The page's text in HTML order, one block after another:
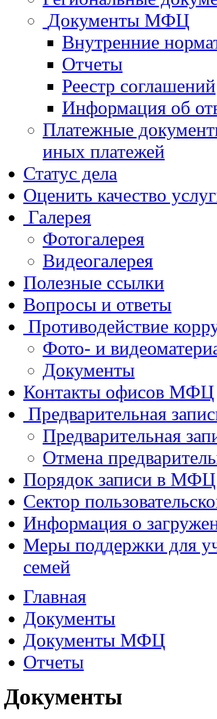
Документы МФЦ
Внутренние
Отчеты
Реестр соглашений
Информация об
Платежные
иных платежей
Статус дела
Оценить качество
Галерея
Фотогалерея
Видеогалерея
Полезные ссылки
Вопросы и ответы
Противодействие
Фото- и
Документы
Контакты офисов МФЦ
Предварительная
Предварительная
Отмена
Порядок записи в МФЦ
Сектор
Информация о
Меры поддержки для
семей
Главная
Документы
Документы МФЦ
Отчеты
Документы